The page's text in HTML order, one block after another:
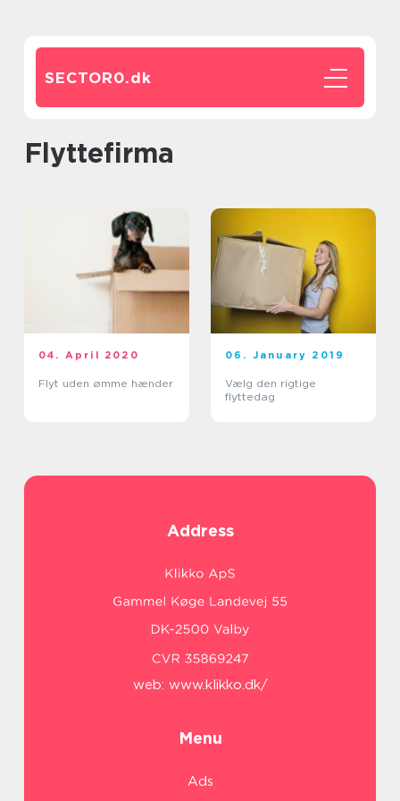
SECTOR0.dk
flyttefirma
04. April 2020
Flyt uden ømme hænder
06. January 2019
Vælg den rigtige
flyttedag
Address
web: www.klikko.dk/
Menu
Ads